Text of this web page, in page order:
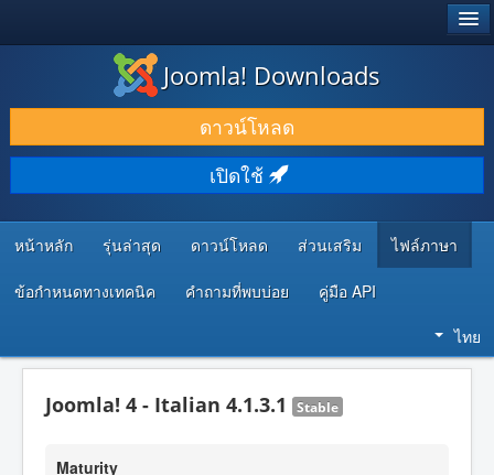
ดาวน์โหลด & ส่วนเสริม
ค้นคว้า & เรียนรู้
ชุมชน & สนับสนุน
ทรัพยากรสำหรับนักพัฒนา
Joomla! Downloads
ดาวน์โหลด
เปิดใช้
หน้าหลัก รุ่นล่าสุด ดาวน์โหลด ส่วนเสริม ไฟล์ภาษา
ข้อกำหนดทางเทคนิค คำถามที่พบบ่อย คู่มือ API
ไทย
Joomla! 4 - Italian 4.1.3.1 Stable
Maturity